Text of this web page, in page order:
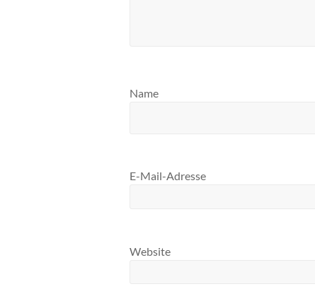
Name
E-Mail-Adresse
Website